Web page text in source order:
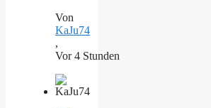
Von
KaJu74
,
Vor 4 Stunden